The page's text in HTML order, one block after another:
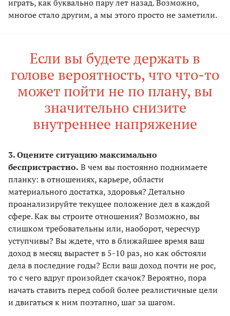
играть, как буквально пару лет назад. Возможно,
многое стало другим, а мы этого просто не заметили.
Если вы будете держать в
голове вероятность, что что-то
может пойти не по плану, вы
значительно снизите
внутреннее напряжение
3. Оцените ситуацию максимально
беспристрастно. В чем вы постоянно поднимаете
планку: в отношениях, карьере, области
материального достатка, здоровья? Детально
проанализируйте текущее положение дел в каждой
сфере. Как вы строите отношения? Возможно, вы
слишком требовательны или, наоборот, чересчур
уступчивы? Вы ждете, что в ближайшее время ваш
доход в месяц вырастет в 5-10 раз, но как обстояли
дела в последние годы? Если ваш доход почти не рос,
то с чего вдруг произойдет скачок? Вероятно, пора
начать ставить перед собой более реалистичные цели
и двигаться к ним поэтапно, шаг за шагом.